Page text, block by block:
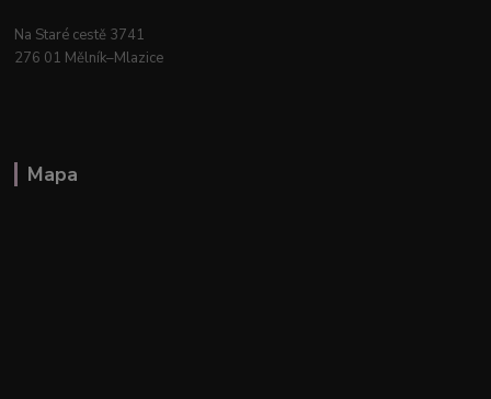
Na Staré cestě 3741
276 01 Mělník–Mlazice
Mapa